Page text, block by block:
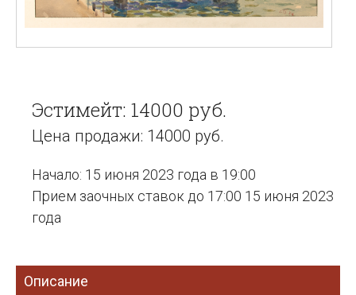
Эстимейт: 14000 руб.
Цена продажи: 14000 руб.
Начало: 15 июня 2023 года в 19:00
Прием заочных ставок до 17:00 15 июня 2023
года
Описание